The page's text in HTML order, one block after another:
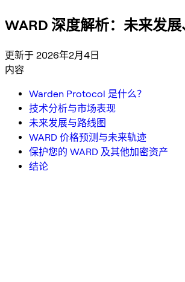
WARD 深度解析：未来发
更新于 2026年2月4日
内容
Warden Protocol 是什么？
技术分析与市场表现
未来发展与路线图
WARD 价格预测与未来轨迹
保护您的 WARD 及其他加密资产
结论